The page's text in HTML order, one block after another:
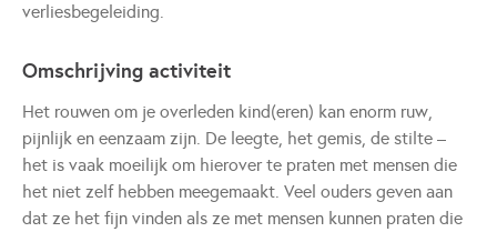
verliesbegeleiding.
Omschrijving activiteit
Het rouwen om je overleden kind(eren) kan enorm ruw,
pijnlijk en eenzaam zijn. De leegte, het gemis, de stilte –
het is vaak moeilijk om hierover te praten met mensen die
het niet zelf hebben meegemaakt. Veel ouders geven aan
dat ze het fijn vinden als ze met mensen kunnen praten die